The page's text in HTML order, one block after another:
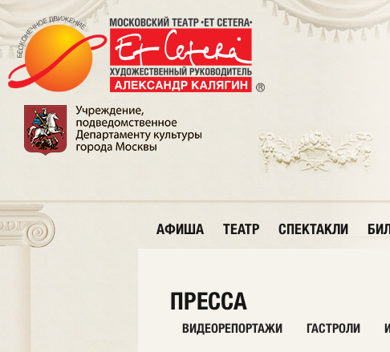
АФИША ТЕАТР СПЕКТАКЛИ
ПРЕССА
ВИДЕОРЕПОРТАЖИ ГАСТРОЛИ